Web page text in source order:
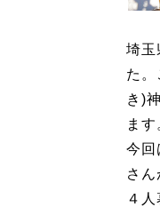
埼玉
た
き)
ま
今回
さ
４